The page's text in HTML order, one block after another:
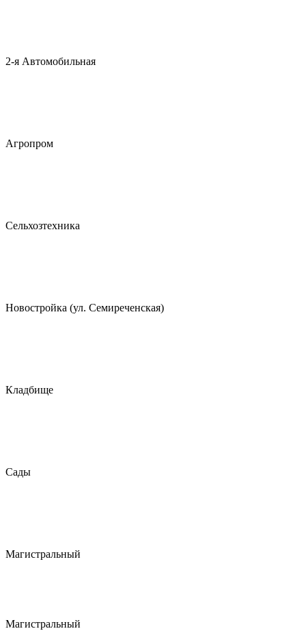
2-я Автомобильная
Агропром
Сельхозтехника
Новостройка (ул. Семиреченская)
Кладбище
Сады
Магистральный
Магистральный